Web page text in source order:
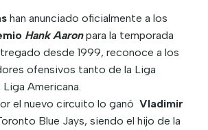
han anunciado oficialmente a los
Hank Aaronpara la temporada
desde 1999, reconoce a los
ofensivos tanto de la Liga
Americana.
el nuevo circuito lo ganó Vladimir
Blue Jays, siendo el hijo de la